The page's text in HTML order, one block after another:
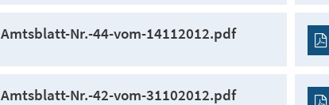
Amtsblatt-Nr.-44-vom-14112012.pdf
Amtsblatt-Nr.-42-vom-31102012.pdf